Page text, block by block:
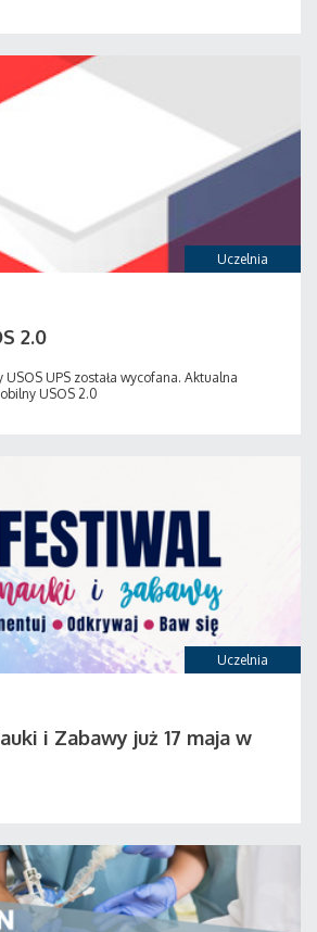
Uczelnia
2.0
UPS została wycofana. Aktualna
USOS 2.0
Uczelnia
i Zabawy już 17 maja w